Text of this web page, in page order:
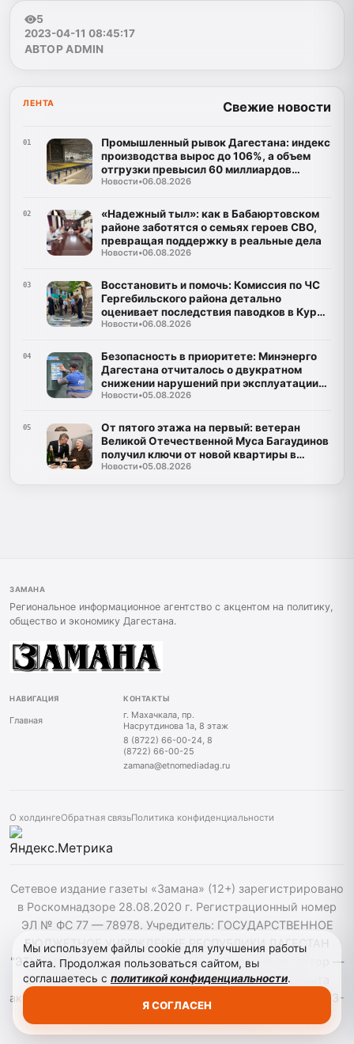
5
2023-04-11 08:45:17
АВТОР ADMIN
ЛЕНТА Свежие новости
01
Промышленный рывок Дагестана: индекс
производства вырос до 106%, а объем
отгрузки превысил 60 миллиардов
рублей
Новости•06.08.2026
02
«Надежный тыл»: как в Бабаюртовском
районе заботятся о семьях героев СВО,
превращая поддержку в реальные дела
Новости•06.08.2026
03
Восстановить и помочь: Комиссия по ЧС
Гергебильского района детально
оценивает последствия паводков в Курми
и Хвартикуни
Новости•06.08.2026
04
Безопасность в приоритете: Минэнерго
Дагестана отчиталось о двукратном
снижении нарушений при эксплуатации
газа
Новости•05.08.2026
05
От пятого этажа на первый: ветеран
Великой Отечественной Муса Багаудинов
получил ключи от новой квартиры в
Каспийске
Новости•05.08.2026
ЗАМАНА
Региональное информационное агентство с акцентом на политику,
общество и экономику Дагестана.
НАВИГАЦИЯ
Главная
КОНТАКТЫ
г. Махачкала, пр.
Насрутдинова 1а, 8 этаж
8 (8722) 66-00-24, 8
(8722) 66-00-25
zamana@etnomediadag.ru
О холдингеОбратная связьПолитика конфиденциальности
Сетевое издание газеты «Замана» (12+) зарегистрировано
в Роскомнадзоре 28.08.2020 г. Регистрационный номер
ЭЛ № ФС 77 — 78978. Учредитель: ГОСУДАРСТВЕННОЕ
БЮДЖЕТНОЕ УЧРЕЖДЕНИЕ РЕСПУБЛИКИ ДАГЕСТАН
"ЭТНОМЕДИАХОЛДИНГ "ДАГЕСТАН". Главный редактор —
Багомедов Р.Р. При использовании материалов сайта
активная гиперссылка на zamana.info обязательна. ©️ 2013-
Мы используем файлы cookie для улучшения работы
сайта. Продолжая пользоваться сайтом, вы
соглашаетесь с политикой конфиденциальности.
Я СОГЛАСЕН